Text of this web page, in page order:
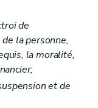
de
la personne,
la moralité,
et de